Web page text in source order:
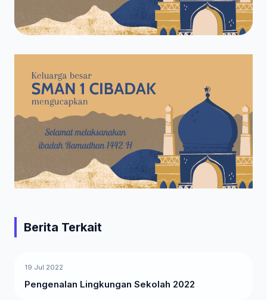
Berita Terkait
19 Jul 2022
Pengenalan Lingkungan Sekolah 2022